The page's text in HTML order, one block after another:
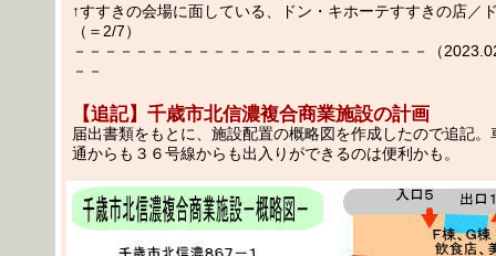
↑すすきの会場に面している、ドン・キホーテすすきの店／
（＝2/7）
－－－－－－－－－－－－－－－－－－－－－－－（
－－
【追記】千歳市北信濃複合商業施設の計画
届出書類をもとに、施設配置の概略図を作成したので追記
通からも３６号線からも出入りができるのは便利かも。